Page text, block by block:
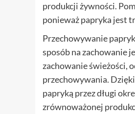
produkcji żywności.
ponieważ papryka jest
Przechowywanie
sposób na zachowanie
zachowanie świeżości,
przechowywania.
papryką przez długi
zrównoważonej